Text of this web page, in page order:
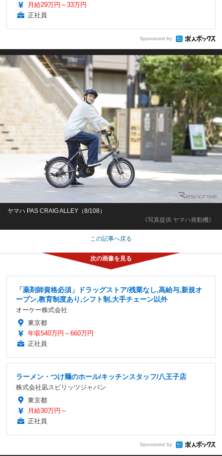
月給29万円～33万円
正社員
Sponsored by
《写真提供 ヤマハ発動機》
ヤマハ PAS CRAIG ALLEY（8/108）
この記事へ戻る
「薬剤師資格必須」ドラッグストア/残業なし,高給与,新規オ
ープン,教育制度あり,シフト制,大手チェーン以外
オーケー株式会社
東京都
年収540万円～660万円
正社員
ラーメン・つけ麺のホール/キッチンスタッフ/八王子店
株式会社凪スピリッツジャパン
東京都
月給30万円～
正社員
Sponsored by